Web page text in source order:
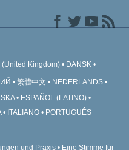
(United Kingdom) DANSK
繁體中文
NEDERLANDS
ESPAÑOL (LATINO)
ITALIANO PORTUGUÊS
und Praxis Eine Stimme für